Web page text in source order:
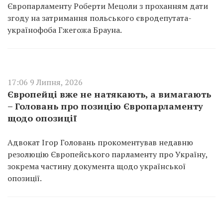
Європарламенту Роберти Мецоли з проханням дати
згоду на затримання польського євродепутата-
українофоба Гжегожа Брауна.
17:06 9 Липня, 2026
Європейці вже не натякають, а вимагають
– Головань про позицію Європарламенту
щодо опозиції
Адвокат Ігор Головань прокоментував недавню
резолюцію Європейського парламенту про Україну,
зокрема частину документа щодо української
опозиції.